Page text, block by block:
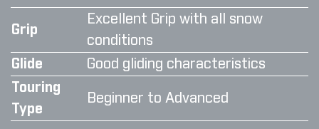
Grip
Excellent Grip with all snow
conditions
Glide
Good gliding characteristics
Touring
Type
Beginner to Advanced